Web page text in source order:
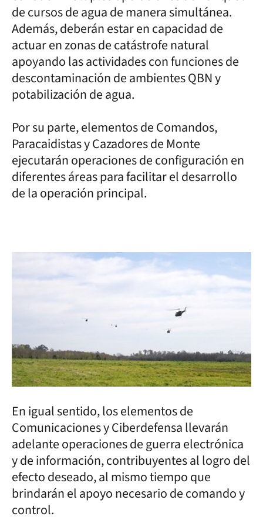
de cursos de agua de manera simultánea.
Además, deberán estar en capacidad de
actuar en zonas de catástrofe natural
apoyando las actividades con funciones de
descontaminación de ambientes QBN y
potabilización de agua.
Por su parte, elementos de Comandos,
Paracaidistas y Cazadores de Monte
ejecutarán operaciones de configuración en
diferentes áreas para facilitar el desarrollo
de la operación principal.
En igual sentido, los elementos de
Comunicaciones y Ciberdefensa llevarán
adelante operaciones de guerra electrónica
y de información, contribuyentes al logro del
efecto deseado, al mismo tiempo que
brindarán el apoyo necesario de comando y
control.